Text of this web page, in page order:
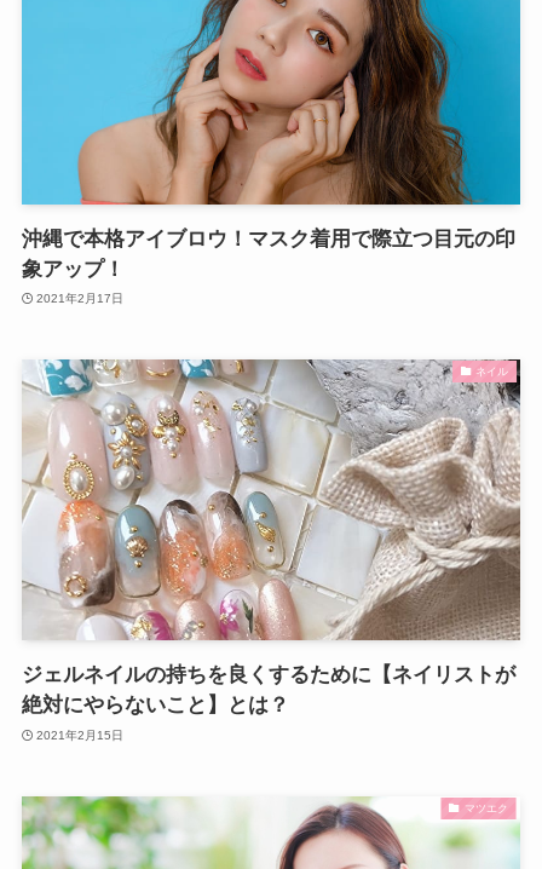
沖縄で本格アイブロウ！マスク着用で際立つ目元の印
象アップ！
2021年2月17日
ネイル
ジェルネイルの持ちを良くするために【ネイリストが
絶対にやらないこと】とは？
2021年2月15日
マツエク